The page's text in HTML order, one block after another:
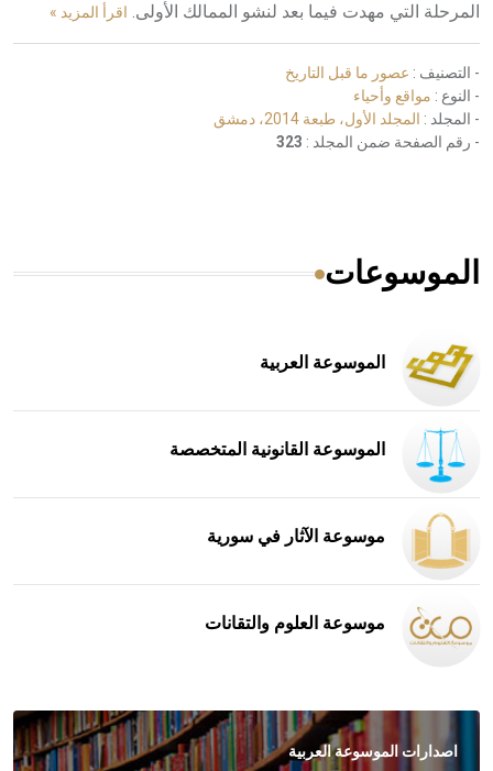
المرحلة التي مهدت فيما بعد لنشو الممالك الأولى. اقرأ المزيد »
- التصنيف : عصور ما قبل التاريخ
- النوع : مواقع وأحياء
- المجلد : المجلد الأول، طبعة 2014، دمشق
- رقم الصفحة ضمن المجلد : 323
الموسوعات
الموسوعة العربية
الموسوعة القانونية المتخصصة
موسوعة الآثار في سورية
موسوعة العلوم والتقانات
اصدارات الموسوعة العربية